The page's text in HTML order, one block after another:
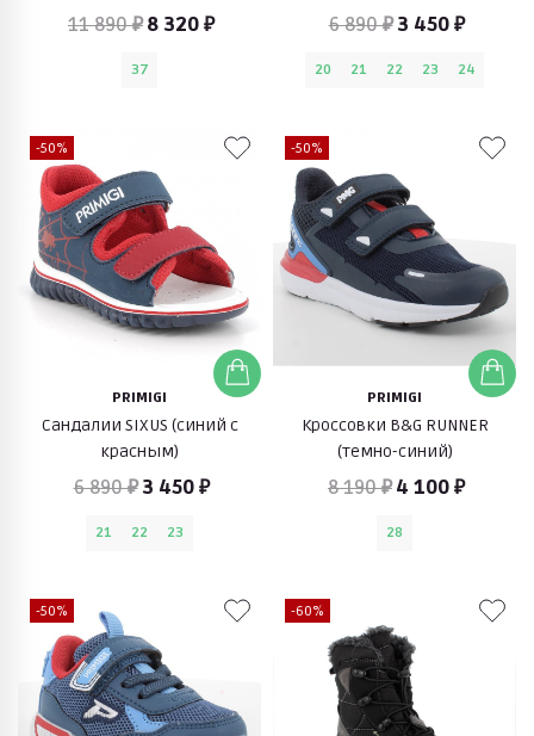
11 890 ₽ 8 320 ₽
37
6 890 ₽3 450 ₽
20 21 22 23 24
-50%
PRIMIGI
Сандалии SIXUS (синий с
красным)
6 890 ₽3 450 ₽
21 22 23
-50%
PRIMIGI
Кроссовки B&G RUNNER
(темно-синий)
8 190 ₽ 4 100 ₽
28
-50% -60%